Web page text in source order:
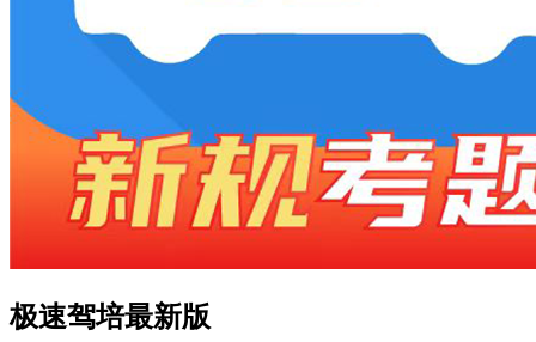
极速驾培最新版